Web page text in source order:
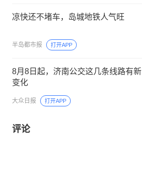
凉快还不堵车，岛城地铁人气旺
半岛都市报 打开APP
8月8日起，济南公交这几条线路有新
变化
大众日报 打开APP
评论